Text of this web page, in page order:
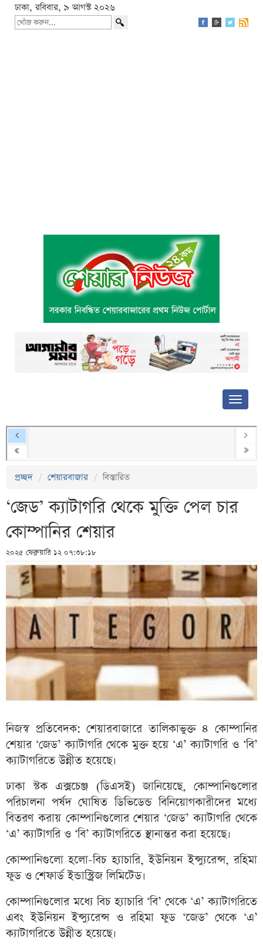
ঢাকা, রবিবার, ৯ আগস্ট ২০২৬
প্রচ্ছদ শেয়ারবাজার বিস্তারিত
‘জেড’ ক্যাটাগরি থেকে মুক্তি পেল চার
কোম্পানির শেয়ার
২০২৫ ফেব্রুয়ারি ১২ ০৭:৩৮:১৮
নিজস্ব প্রতিবেদক: শেয়ারবাজারে তালিকাভুক্ত ৪ কোম্পানির
শেয়ার ‘জেড’ ক্যাটাগরি থেকে মুক্ত হয়ে ‘এ’ ক্যাটাগরি ও ‘বি’
ক্যাটাগরিতে উন্নীত হয়েছে।
ঢাকা স্টক এক্সচেঞ্জ (ডিএসই) জানিয়েছে, কোম্পানিগুলোর
পরিচালনা পর্ষদ ঘোষিত ডিভিডেন্ড বিনিয়োগকারীদের মধ্যে
বিতরণ করায় কোম্পানিগুলোর শেয়ার ‘জেড’ ক্যাটাগরি থেকে
‘এ’ ক্যাটাগরি ও ‘বি’ ক্যাটাগরিতে স্থানান্তর করা হয়েছে।
কোম্পানিগুলো হলো-বিচ হ্যাচারি, ইউনিয়ন ইন্স্যুরেন্স, রহিমা
ফুড ও শেফার্ড ইন্ডাস্ট্রিজ লিমিটেড।
কোম্পানিগুলোর মধ্যে বিচ হ্যাচারি ‘‌বি’ থেকে ‘‌এ’ ক্যাটাগরিতে
এবং ইউনিয়ন ইন্স্যুরেন্স ও রহিমা ফুড ‘‌জেড’ থেকে ‘‌এ’
ক্যাটাগরিতে উন্নীত হয়েছে।